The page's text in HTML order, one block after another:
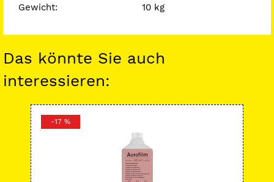
Gewicht: 10 kg
Das könnte Sie auch
interessieren:
-17 %